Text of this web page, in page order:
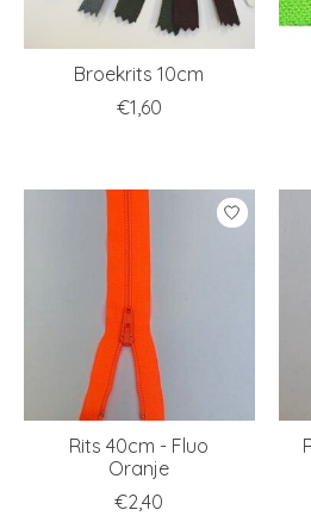
Broekrits 10cm
€1,60
Rits 40cm - Fluo
Oranje
€2,40